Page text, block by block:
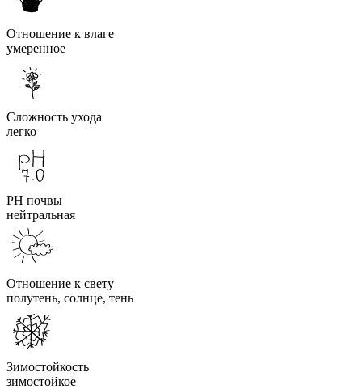
Отношение к влаге
умеренное
Сложность ухода
легко
PH почвы
нейтральная
Отношение к свету
полутень, солнце, тень
Зимостойкость
зимостойкое